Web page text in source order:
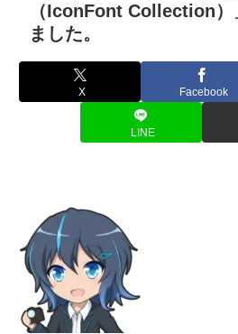
（IconFont Collection）
ました。
X Facebook
LINE